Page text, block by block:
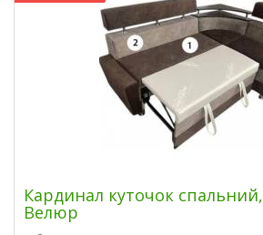
Кардинал куточок
Велюр